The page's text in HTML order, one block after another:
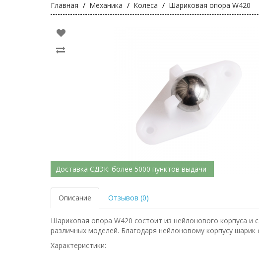
Главная Механика Колеса Шариковая опора W420
Доставка СДЭК: более 5000 пунктов выдачи
Описание Отзывов (0)
Шариковая опора W420 состоит из нейлонового корпуса и
различных моделей. Благодаря нейлоновому корпусу
Характеристики: